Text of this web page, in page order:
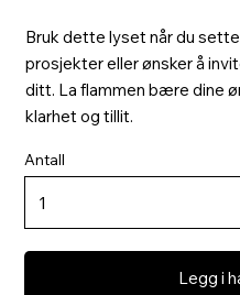
Bruk dette lyset når du
prosjekter eller ønsker å
ditt. La flammen bære dine
klarhet og tillit.
Antall
Legg i